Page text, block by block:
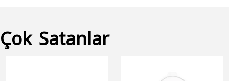
Çok Satanlar